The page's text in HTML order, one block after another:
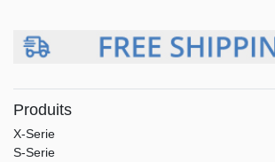
Produits
X-Serie
S-Serie